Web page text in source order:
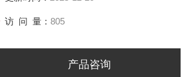
访 问 量： 805
产品咨询